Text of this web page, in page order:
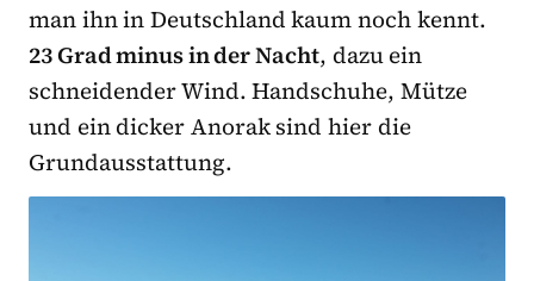
man ihn in Deutschland kaum noch kennt.
23 Grad minus in der Nacht, dazu ein
schneidender Wind. Handschuhe, Mütze
und ein dicker Anorak sind hier die
Grundausstattung.